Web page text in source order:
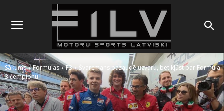
Sākums Formulas F3
Švarcmans pazaudē uzvaru, bet kļūst par Formula
3 čempionu